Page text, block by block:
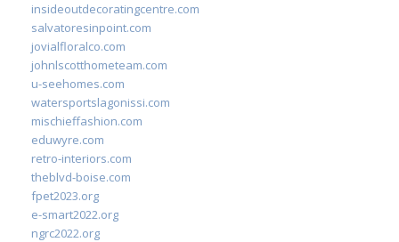
insideoutdecoratingcentre.com
salvatoresinpoint.com
jovialfloralco.com
johnlscotthometeam.com
u-seehomes.com
watersportslagonissi.com
mischieffashion.com
eduwyre.com
retro-interiors.com
theblvd-boise.com
fpet2023.org
e-smart2022.org
ngrc2022.org